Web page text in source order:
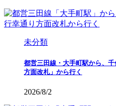
未分類
都営三田線・大手町駅から、
方面改札」から行く
2026/8/2